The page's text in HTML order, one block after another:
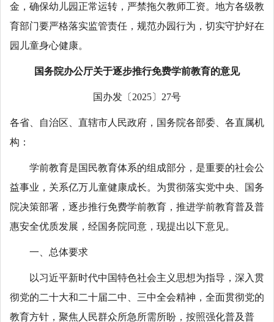
金，确保幼儿园正常运转，严禁拖欠教师工资。地方各级教
育部门要严格落实监管责任，规范办园行为，切实守护好在
园儿童身心健康。
国务院办公厅关于逐步推行免费学前教育的意见
国办发〔2025〕27号
各省、自治区、直辖市人民政府，国务院各部委、各直属机
构：
学前教育是国民教育体系的组成部分，是重要的社会公
益事业，关系亿万儿童健康成长。为贯彻落实党中央、国务
院决策部署，逐步推行免费学前教育，推进学前教育普及普
惠安全优质发展，经国务院同意，现提出以下意见。
一、总体要求
以习近平新时代中国特色社会主义思想为指导，深入贯
彻党的二十大和二十届二中、三中全会精神，全面贯彻党的
教育方针，聚焦人民群众所急所需所盼，按照强化普及普